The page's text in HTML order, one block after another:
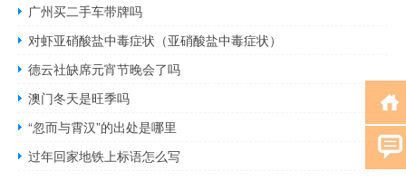
广州买二手车带牌吗
对虾亚硝酸盐中毒症状（亚硝酸盐中毒症状）
德云社缺席元宵节晚会了吗
澳门冬天是旺季吗
“忽而与霄汉”的出处是哪里
过年回家地铁上标语怎么写